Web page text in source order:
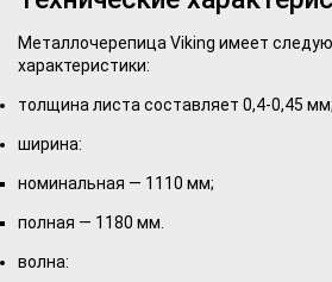
Металлочерепица Viking имеет
характеристики:
толщина листа составляет 0,4-0,45 мм;
ширина:
номинальная — 1110 мм;
полная — 1180 мм.
волна: